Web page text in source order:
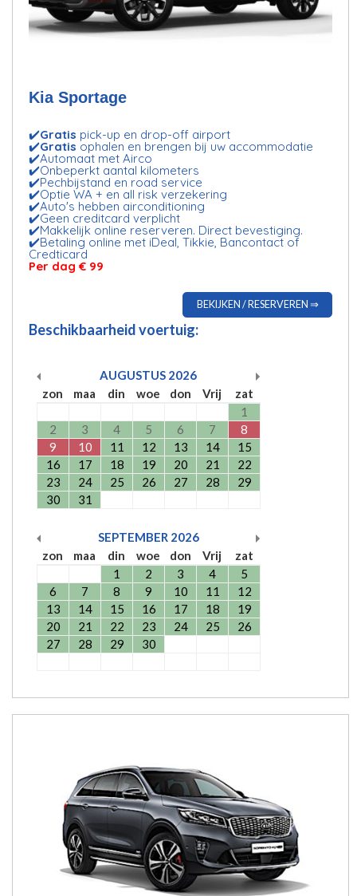
Kia Sportage
✔️Gratis pick-up en drop-off airport
✔️Gratis ophalen en brengen bij uw accommodatie
✔️Automaat met Airco
✔️Onbeperkt aantal kilometers
✔️Pechbijstand en road service
✔️Optie WA + en all risk verzekering
✔️Auto's hebben airconditioning
✔️Geen creditcard verplicht
✔️Makkelijk online reserveren. Direct bevestiging.
✔️Betaling online met iDeal, Tikkie, Bancontact of
Credticard
Per dag € 99
BEKIJKEN / RESERVEREN ⇒
Beschikbaarheid voertuig:
AUGUSTUS 2026
zon
maa din woe don Vrij
zat
1
2
3 4 5 6 7
8
9
10 11 12 13 14
15
16
17 18 19 20 21
22
23
24 25 26 27 28
29
30
31
SEPTEMBER 2026
zon
maa din woe don Vrij
zat
1
2 3 4
5
6
7 8 9 10 11
12
13
14 15 16 17 18
19
20
21 22 23 24 25
26
27
28 29 30